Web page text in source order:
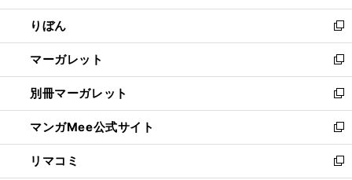
開
く
ウ
で
開
く
ン
ド
ウ
で
開
く
ウ
ィ
ン
ド
ウ
で
開
く
りぼん
新
し
い
ウ
ィ
ン
ド
ウ
で
マーガレット
新
し
い
ウ
ィ
ン
ド
別冊マーガレット
新
し
い
ウ
ィ
マンガMee公式サイト
新
し
い
リマコミ
新